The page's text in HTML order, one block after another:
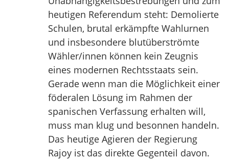
heutigen Referendum steht: Demolierte
Schulen, brutal erkämpfte Wahlurnen
und insbesondere blutüberströmte
Wähler/innen können kein Zeugnis
eines modernen Rechtsstaats sein.
Gerade wenn man die Möglichkeit einer
föderalen Lösung im Rahmen der
spanischen Verfassung erhalten will,
muss man klug und besonnen handeln.
Das heutige Agieren der Regierung
Rajoy ist das direkte Gegenteil davon.